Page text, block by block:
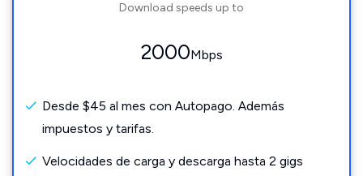
Download speeds up to
2000Mbps
Desde $45 al mes con Autopago. Además
impuestos y tarifas.
Velocidades de carga y descarga hasta 2 gigs